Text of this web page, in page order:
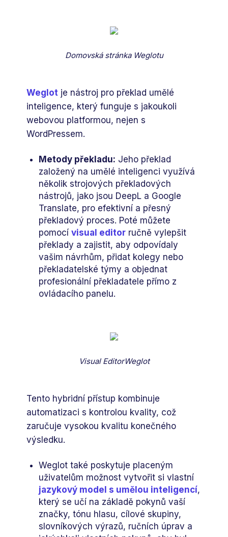
Domovská stránka Weglotu
Weglot je nástroj pro překlad umělé
inteligence, který funguje s jakoukoli
webovou platformou, nejen s
WordPressem.
Metody překladu: Jeho překlad
založený na umělé inteligenci využívá
několik strojových překladových
nástrojů, jako jsou DeepL a Google
Translate, pro efektivní a přesný
překladový proces. Poté můžete
pomocí visual editor ručně vylepšit
překlady a zajistit, aby odpovídaly
vašim návrhům, přidat kolegy nebo
překladatelské týmy a objednat
profesionální překladatele přímo z
ovládacího panelu.
Visual EditorWeglot
Tento hybridní přístup kombinuje
automatizaci s kontrolou kvality, což
zaručuje vysokou kvalitu konečného
výsledku.
Weglot také poskytuje placeným
uživatelům možnost vytvořit si vlastní
jazykový model s umělou inteligencí,
který se učí na základě pokynů vaší
značky, tónu hlasu, cílové skupiny,
slovníkových výrazů, ručních úprav a